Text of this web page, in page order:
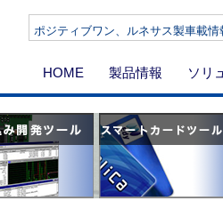
ポジティブワン、ルネサス製車載
HOME 製品情報 ソリ